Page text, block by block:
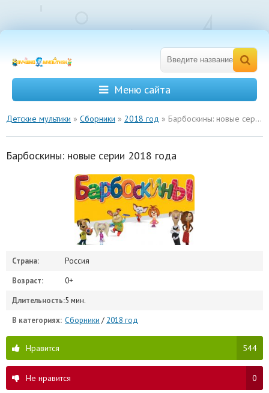
Меню сайта
Детские мультики » Сборники » 2018 год » Барбоскины: новые серии 2018 года
Барбоскины: новые серии 2018 года
Страна:
Россия
Возраст:
0+
Длительность:5 мин.
В категориях: Сборники / 2018 год
Нравится 544
Не нравится 0